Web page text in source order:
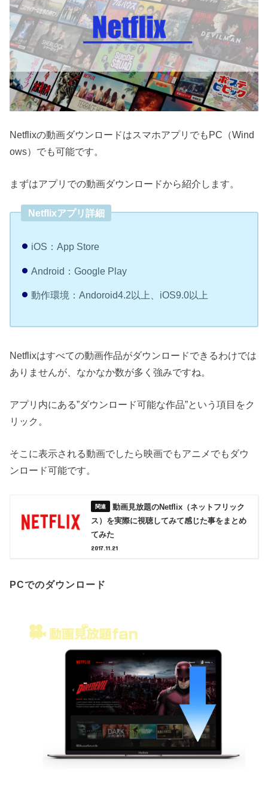
Netflixの動画ダウンロードはスマホアプリでもPC（Wind
ows）でも可能です。
まずはアプリでの動画ダウンロードから紹介します。
Netflixアプリ詳細
iOS：App Store
Android：Google Play
動作環境：Andoroid4.2以上、iOS9.0以上
Netflixはすべての動画作品がダウンロードできるわけでは
ありませんが、なかなか数が多く強みですね。
アプリ内にある”ダウンロード可能な作品”という項目をク
リック。
そこに表示される動画でしたら映画でもアニメでもダウ
ンロード可能です。
動画見放題のNetflix（ネットフリック
ス）を実際に視聴してみて感じた事をまとめ
てみた
2017.11.21
PCでのダウンロード